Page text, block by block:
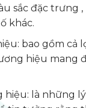
sắc đặc trưng
khác.
bao gồm cả
hiệu mang
hiệu: là những